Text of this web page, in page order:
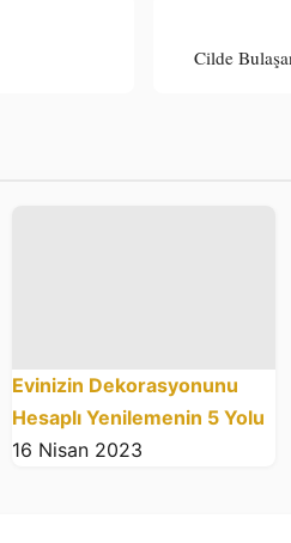
Cilde
Evinizin Dekorasyonunu
Hesaplı Yenilemenin 5 Yolu
16 Nisan 2023